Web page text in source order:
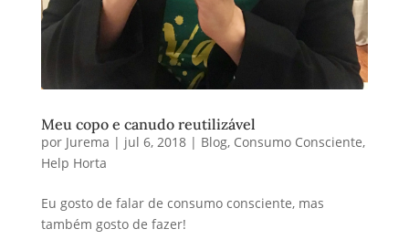
Meu copo e canudo reutilizável
por Jurema | jul 6, 2018| Blog, Consumo Consciente,
Help Horta
Eu gosto de falar de consumo consciente, mas
também gosto de fazer!